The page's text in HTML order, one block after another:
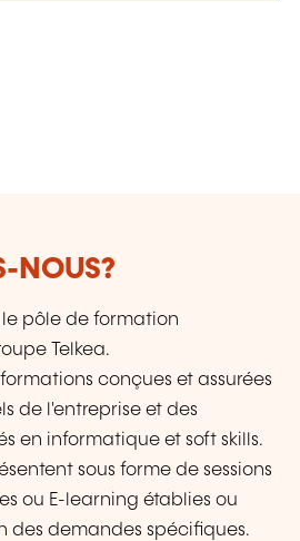
NOUS?
le pôle de formation
Telkea.
conçues et assurées
de l'entreprise et des
en informatique et soft skills.
sous forme de sessions
ou E-learning établies ou
des demandes spécifiques.